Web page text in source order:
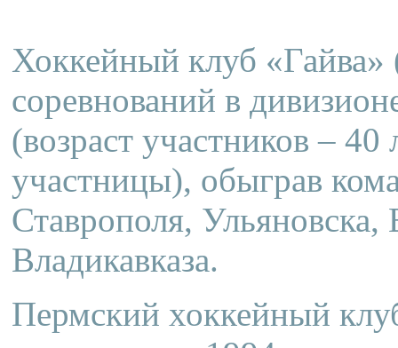
Хоккейный клуб «Гайва»
соревнований в
(возраст участников –
участницы), обыграв
Ставрополя,
Владикавказа.
Пермский хоккейный